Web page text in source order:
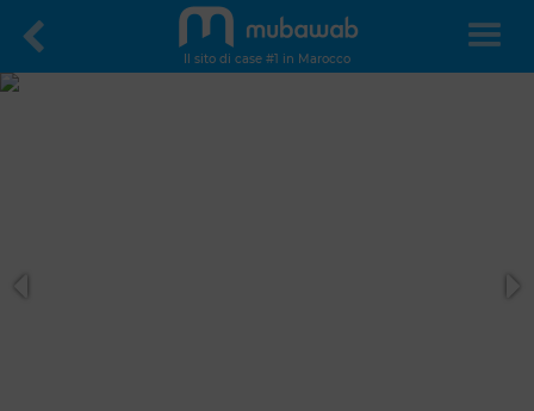
Il sito di case #1 in Marocco